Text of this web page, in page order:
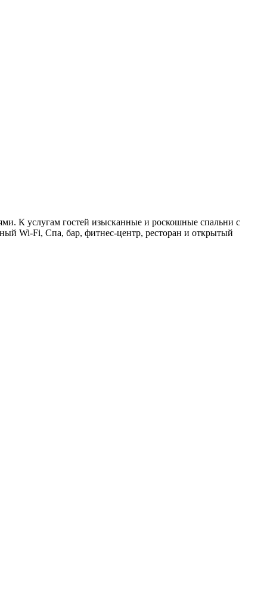
К услугам гостей изысканные и роскошные спальни с
Wi-Fi, Спа, бар, фитнес-центр, ресторан и открытый